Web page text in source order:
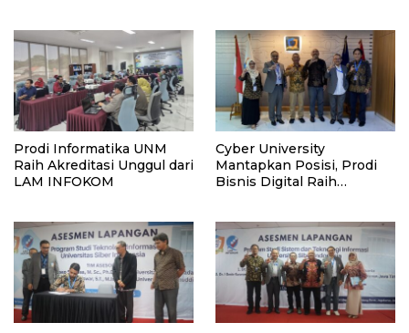
Prodi Informatika UNM
Raih Akreditasi Unggul dari
LAM INFOKOM
Cyber University
Mantapkan Posisi, Prodi
Bisnis Digital Raih